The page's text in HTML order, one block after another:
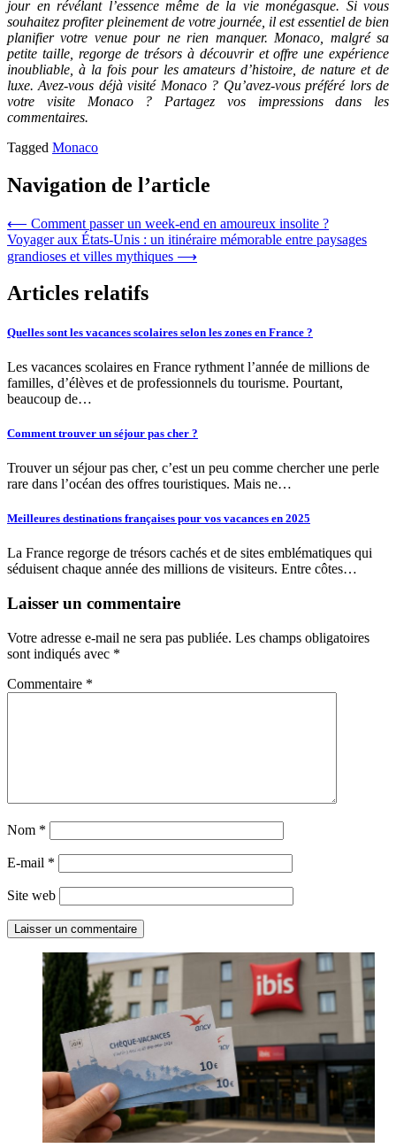
jour en révélant l’essence même de la vie monégasque. Si vous
souhaitez profiter pleinement de votre journée, il est essentiel de bien
planifier votre venue pour ne rien manquer. Monaco, malgré sa
petite taille, regorge de trésors à découvrir et offre une expérience
inoubliable, à la fois pour les amateurs d’histoire, de nature et de
luxe. Avez-vous déjà visité Monaco ? Qu’avez-vous préféré lors de
votre visite Monaco ? Partagez vos impressions dans les
commentaires.
Tagged Monaco
Navigation de l’article
⟵ Comment passer un week-end en amoureux insolite ?
Voyager aux États-Unis : un itinéraire mémorable entre paysages
grandioses et villes mythiques ⟶
Articles relatifs
Quelles sont les vacances scolaires selon les zones en France ?
Les vacances scolaires en France rythment l’année de millions de
familles, d’élèves et de professionnels du tourisme. Pourtant,
beaucoup de…
Comment trouver un séjour pas cher ?
Trouver un séjour pas cher, c’est un peu comme chercher une perle
rare dans l’océan des offres touristiques. Mais ne…
Meilleures destinations françaises pour vos vacances en 2025
La France regorge de trésors cachés et de sites emblématiques qui
séduisent chaque année des millions de visiteurs. Entre côtes…
Laisser un commentaire
Votre adresse e-mail ne sera pas publiée. Les champs obligatoires
sont indiqués avec *
Commentaire *
Nom *
E-mail *
Site web